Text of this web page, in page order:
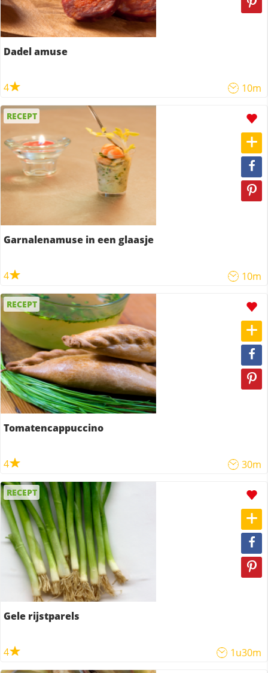
Dadel amuse
4 10m
RECEPT
Garnalenamuse in een glaasje
4 10m
RECEPT
Tomatencappuccino
4 30m
RECEPT
Gele rijstparels
4 1u30m